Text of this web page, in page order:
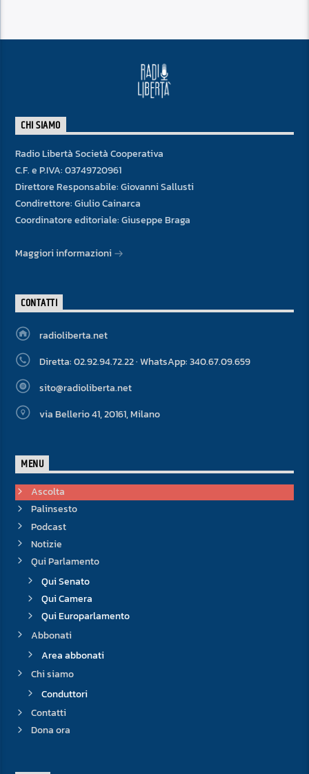
CHI SIAMO
Radio Libertà Società Cooperativa
C.F. e P.IVA: 03749720961
Direttore Responsabile: Giovanni Sallusti
Condirettore: Giulio Cainarca
Coordinatore editoriale: Giuseppe Braga
Maggiori informazioni
CONTATTI
radioliberta.net
Diretta: 02.92.94.72.22 · WhatsApp: 340.67.09.659
sito@radioliberta.net
via Bellerio 41, 20161, Milano
MENU
Ascolta
Palinsesto
Podcast
Notizie
Qui Parlamento
Qui Senato
Qui Camera
Qui Europarlamento
Abbonati
Area abbonati
Chi siamo
Conduttori
Contatti
Dona ora